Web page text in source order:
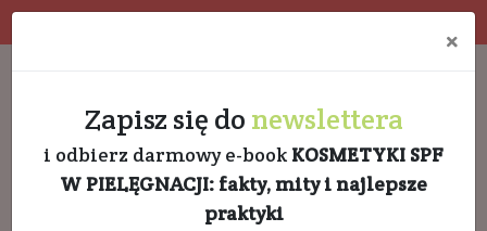
×
Zapisz się do newslettera
i odbierz darmowy e-book KOSMETYKI SPF
W PIELĘGNACJI: fakty, mity i najlepsze
praktyki